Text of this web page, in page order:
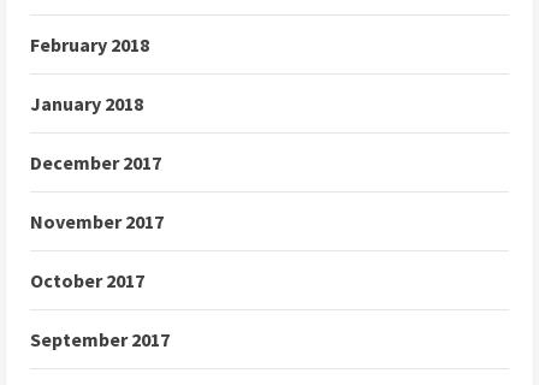
February 2018
January 2018
December 2017
November 2017
October 2017
September 2017